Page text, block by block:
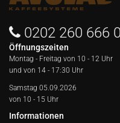
0202 260 666 0
Öffnungszeiten
Montag - Freitag von 10 - 12 Uhr
und von 14 - 17:30 Uhr
Samstag 05.09.2026
von 10 - 15 Uhr
Informationen